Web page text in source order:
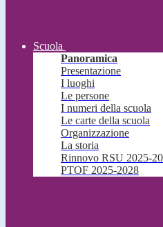
Scuola
Panoramica
Presentazione
I luoghi
Le persone
I numeri della scuola
Le carte della scuola
Organizzazione
La storia
Rinnovo RSU 2025-
PTOF 2025-2028